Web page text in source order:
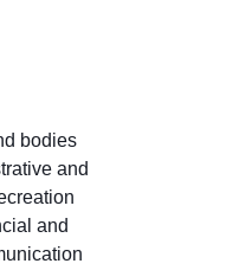
bodies
and
and